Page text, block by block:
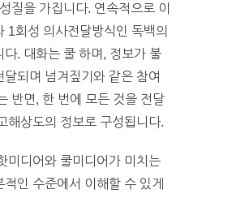
질을 가집니다. 연속적으로 이
1회성 의사전달방식인 독백의
다. 대화는 쿨 하며, 정보가 불
달되며 넘겨짚기와 같은 참여
반면, 한 번에 모든 것을 전달
해상도의 정보로 구성됩니다.
미디어와 쿨미디어가 미치는
적인 수준에서 이해할 수 있게